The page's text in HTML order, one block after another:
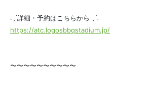
˗ˏˋ詳細・予約はこちらから ˎˊ˗
https://atc.logosbbqstadium.jp/
〜〜〜〜〜〜〜〜〜〜